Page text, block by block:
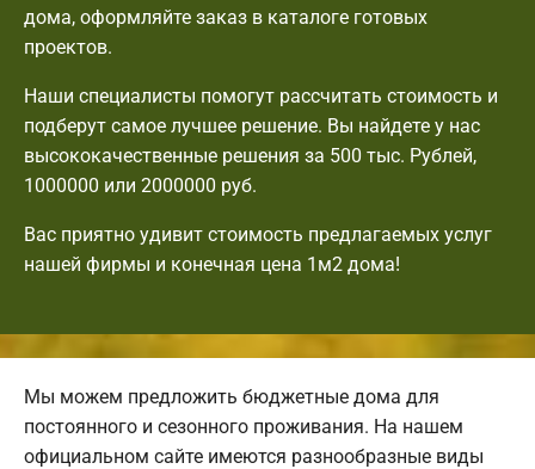
дома, оформляйте заказ в каталоге готовых
проектов.
Наши специалисты помогут рассчитать стоимость и
подберут самое лучшее решение. Вы найдете у нас
высококачественные решения за 500 тыс. Рублей,
1000000 или 2000000 руб.
Вас приятно удивит стоимость предлагаемых услуг
нашей фирмы и конечная цена 1м2 дома!
Мы можем предложить бюджетные дома для
постоянного и сезонного проживания. На нашем
официальном сайте имеются разнообразные виды